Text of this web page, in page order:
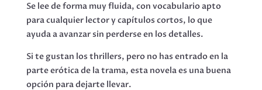
Se lee de forma muy fluida, con vocabulario apto
para cualquier lector y capítulos cortos, lo que
ayuda a avanzar sin perderse en los detalles.
Si te gustan los thrillers, pero no has entrado en la
parte erótica de la trama, esta novela es una buena
opción para dejarte llevar.